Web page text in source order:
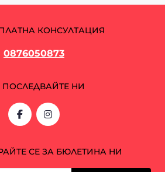
КОНСУЛТАЦИЯ
0876050873
ПОСЛЕДВАЙТЕ НИ
СЕ ЗА БЮЛЕТИНА НИ